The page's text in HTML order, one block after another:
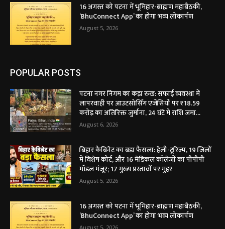
16 अगस्त को पटना में भूमिहार-ब्राह्मण महाबैठकी,
‘BhuConnect App’ का होगा भव्य लोकार्पण
August 5, 2026
POPULAR POSTS
पटना नगर निगम का कड़ा रुख: सफाई व्यवस्था में
लापरवाही पर आउटसोर्सिंग एजेंसियों पर ₹18.59
करोड़ का अतिरिक्त जुर्माना, 24 घंटे में राशि जमा...
August 6, 2026
बिहार कैबिनेट का बड़ा फैसला: हेली-टूरिज्म, 19 जिलों
में विशेष कोर्ट, और 16 मेडिकल कॉलेजों का पीपीपी
मॉडल मंजूर; 17 मुख्य प्रस्तावों पर मुहर
August 5, 2026
16 अगस्त को पटना में भूमिहार-ब्राह्मण महाबैठकी,
‘BhuConnect App’ का होगा भव्य लोकार्पण
August 5, 2026